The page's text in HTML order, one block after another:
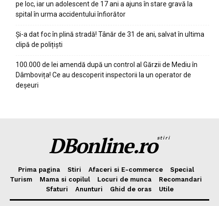
pe loc, iar un adolescent de 17 ani a ajuns în stare gravă la
spital în urma accidentului înfiorător
Și-a dat foc în plină stradă! Tânăr de 31 de ani, salvat în ultima
clipă de polițiști
100.000 de lei amendă după un control al Gărzii de Mediu în
Dâmbovița! Ce au descoperit inspectorii la un operator de
deșeuri
DBonline.rostiri
Prima pagina Stiri Afaceri si E-commerce
Special
Turism
Mama si copilul Locuri de munca
Recomandari
Sfaturi
Anunturi Ghid de oras Utile